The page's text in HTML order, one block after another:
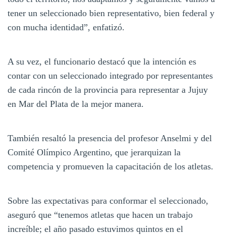
tener un seleccionado bien representativo, bien federal y
con mucha identidad”, enfatizó.
A su vez, el funcionario destacó que la intención es
contar con un seleccionado integrado por representantes
de cada rincón de la provincia para representar a Jujuy
en Mar del Plata de la mejor manera.
También resaltó la presencia del profesor Anselmi y del
Comité Olímpico Argentino, que jerarquizan la
competencia y promueven la capacitación de los atletas.
Sobre las expectativas para conformar el seleccionado,
aseguró que “tenemos atletas que hacen un trabajo
increíble; el año pasado estuvimos quintos en el